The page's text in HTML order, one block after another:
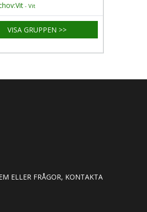
- Vit
VISA GRUPPEN >>
ELLER FRÅGOR, KONTAKTA